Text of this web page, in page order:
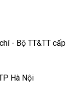
- Bộ TT&TT cấp
Hà Nội